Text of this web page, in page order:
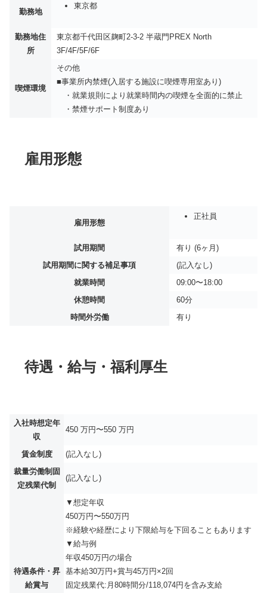
勤務地
東京都
勤務地住
所
東京都千代田区麹町2-3-2 半蔵門PREX North
3F/4F/5F/6F
喫煙環境
その他
■事業所内禁煙(入居する施設に喫煙専用室あり)
・就業規則により就業時間内の喫煙を全面的に禁止
・禁煙サポート制度あり
雇用形態
雇用形態
正社員
試用期間
有り (6ヶ月)
試用期間に関する補足事項
(記入なし)
就業時間
09:00〜18:00
休憩時間
60分
時間外労働
有り
待遇・給与・福利厚生
入社時想定年
収
450 万円〜550 万円
賃金制度
(記入なし)
裁量労働制固
定残業代制
(記入なし)
待遇条件・昇
給賞与
▼想定年収
450万円〜550万円
※経験や経歴により下限給与を下回ることもあります
▼給与例
年収450万円の場合
基本給30万円+賞与45万円×2回
固定残業代:月80時間分/118,074円を含み支給